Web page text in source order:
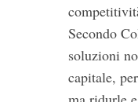
Secondo
soluzioni
capitale,